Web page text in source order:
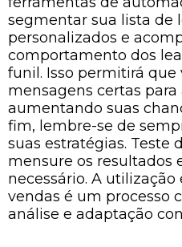
segmentar sua lista de
personalizados e
comportamento dos
funil. Isso permitirá que
mensagens certas para
aumentando suas
fim, lembre-se de
suas estratégias. Teste
mensure os resultados
necessário. A
vendas é um processo
análise e adaptação